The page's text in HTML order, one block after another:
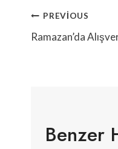
Yazı
PREVIOUS
Ramazan’da
Benzer